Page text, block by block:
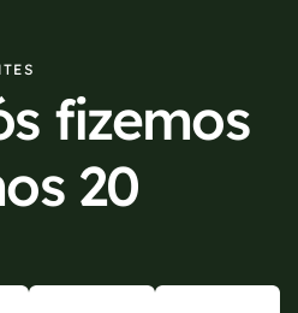
fizemos
20